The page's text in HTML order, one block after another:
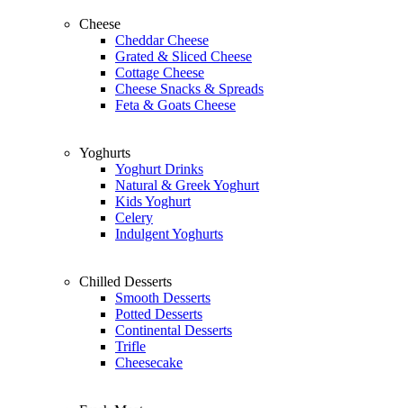
Cheese
Cheddar Cheese
Grated & Sliced Cheese
Cottage Cheese
Cheese Snacks & Spreads
Feta & Goats Cheese
Yoghurts
Yoghurt Drinks
Natural & Greek Yoghurt
Kids Yoghurt
Celery
Indulgent Yoghurts
Chilled Desserts
Smooth Desserts
Potted Desserts
Continental Desserts
Trifle
Cheesecake